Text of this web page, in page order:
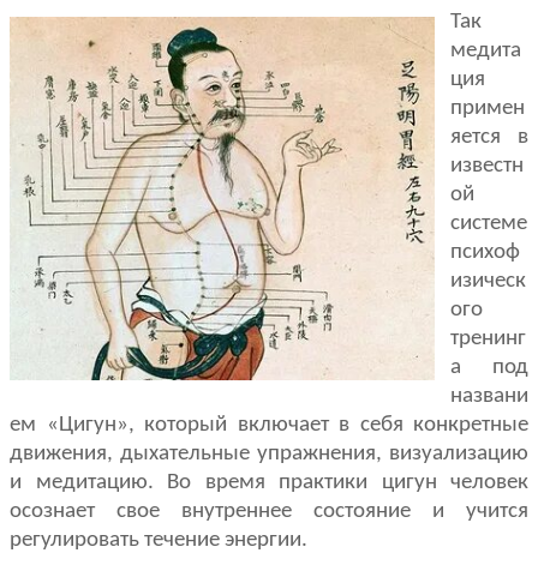
Так
медита
ция
примен
яется в
известн
ой
системе
психоф
изическ
ого
тренинг
а под
названи
ем «Цигун», который включает в себя конкретные
движения, дыхательные упражнения, визуализацию
и медитацию. Во время практики цигун человек
осознает свое внутреннее состояние и учится
регулировать течение энергии.